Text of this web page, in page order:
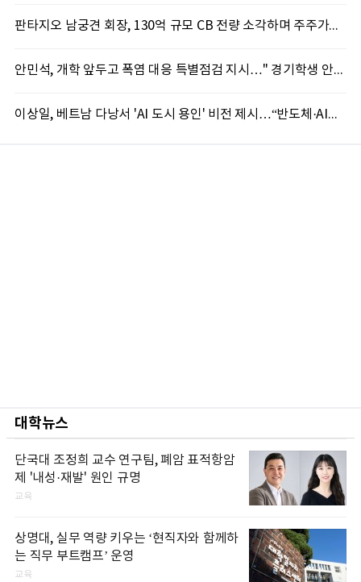
판타지오 남궁견 회장, 130억 규모 CB 전량 소각하며 주주가치 제고 박차
안민석, 개학 앞두고 폭염 대응 특별점검 지시…" 경기학생 안전 최우선"
이상일, 베트남 다낭서 'AI 도시 용인' 비전 제시…“반도체·AI로 시민 삶 바꾼다”
대학뉴스
단국대 조정희 교수 연구팀, 폐암 표적항암
제 '내성·재발' 원인 규명
교육
상명대, 실무 역량 키우는 ‘현직자와 함께하
는 직무 부트캠프’ 운영
교육